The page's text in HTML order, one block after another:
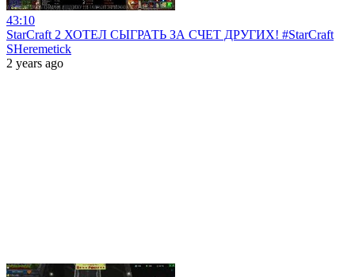
43:10
StarCraft 2 ХОТЕЛ СЫГРАТЬ ЗА СЧЕТ ДРУГИХ! #StarCraft
SHeremetick
2 years ago